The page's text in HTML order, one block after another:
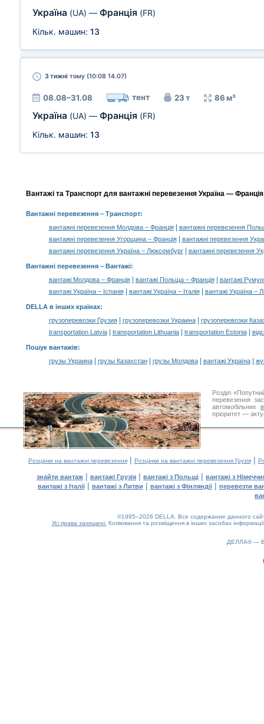
Україна (UA) — Франція (FR)
Кільк. машин: 13
3 тижні тому (10:08 14.07)
08.08–31.08 тент 23 т 86 м³
Україна (UA) — Франція (FR)
Кільк. машин: 13
Вантажі та Транспорт для вантажні перевезення Україна —
Вантажні перевезення– Транспорт:
вантажні перевезення Молдова – Франція|
вантажні перевезення
вантажні перевезення Угорщина – Франція|
вантажні перевезення
вантажні перевезення Україна – Люксембург| вантажні перевезення
Вантажні перевезення – Вантажі:
вантажі Молдова – Франція| вантажі Польща – Франція|
вантажі
вантажі Україна – Іспанія| вантажі Україна – Італія| вантажі Україна –
DELLA в інших країнах:
грузоперевозки Грузия| грузоперевозки Украина|
грузоперевозки
transportation Latvia| transportation Lithuania| transportation Estonia|
Пошук вантажів:
грузы Украина| грузы Казахстан| грузы Молдова| вантажі Україна|
Розділ
перевезення
автомобільних
пріоритет —
Розцінки на вантажні перевезення| Розцінки на вантажні перевезення Грузія|
знайти вантаж | вантажі Грузія | вантажі з Польщі | вантажі з
вантажі з Італії| вантажі з Литви | вантажі з Фінляндії| перевезти
©1995–2026 DELLA. Все содержание данного
Усі права захищені. Копіювання та розміщення в інших засобах
ДЕЛЛА® —